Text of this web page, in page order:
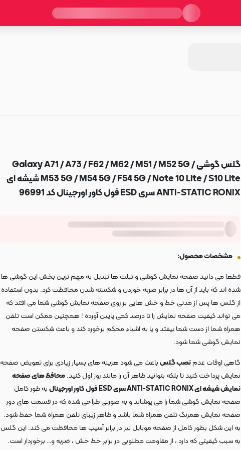
گلس گوشی Galaxy A71 / A73 / F62 / M62 / M51 / M52 5G /
M53 5G / M54 5G / F54 5G / Note 10 Lite / S10 Lite شیشه ای
ANTI-STATIC RONIX سری ESD فول کاور اورجینال کد 96991
مشخصات محصول:
قطعا می دانید صفحه نمایش گوشی و تبلت ها تبدیل به مهم ترین بخش این گوشی ها
شده اند که باید از آن ها در برابر ضربه خوردن و شکسته شدن محافظت کرد. بدون استفاده
از گلس ها پس از مدتی خط و خش هایی بر روی صفحه نمایش گوشی شما می افتد که
می تواند کیفیت صفحه نمایش را تا درصد کمی پایین آورده ؛ همچنین ممکن است تلفن
همراه شما از دست شما بیفتد و یا به اشیاء محکم برخورد کند و باعث شکستن صفحه
نمایش گوشی شما شود.
گاهی اوقات عدمنصب گلسباعث می شود هزینه های بسیار زیادی برای تعویض صفحه
نمایش پرداخت کنید تا بلکه بتوانید ظاهر آن را مانند روز اول کنید.محافظ های صفحه
نمایش شیشه ای ANTI-STATIC RONIX سری ESD فول کاور اورجینال
به طور کامل
صفحه نمایش گوشی شما را می پوشاند و به صورتی طراحی شده که در قسمت های دور
صفحه نمایش همرنگ تلفن همراه شما باشد و ظاهر زیبای تلفن همراه شما حفظ شود.
به این شکل بطور کامل از صفحه موبایل نیز در برابر آسیب ها محافظت می کند. این گلس
به سبب کیفیتی که دارد ، از مقاومت مطلوبی در برابر خط خش ، ضربه و… برخوردار است.